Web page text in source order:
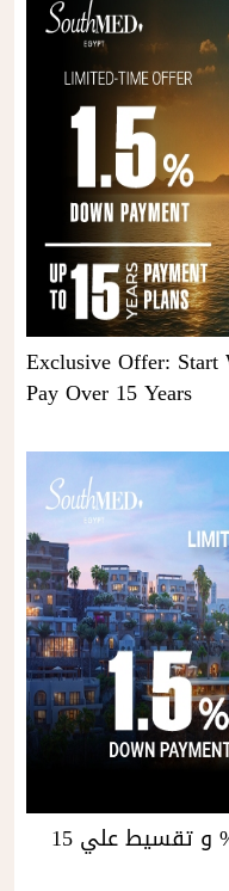
Exclusive Offer:
Pay Over 15 Years
عرض لفترة محدودة مقدم 1.5% و تقسيط علي 15